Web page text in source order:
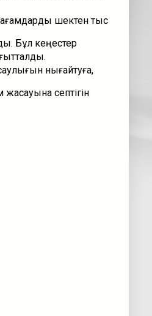
тағамдарды шектен тыс
Бұл кеңестер
нығайтуға,
септігін